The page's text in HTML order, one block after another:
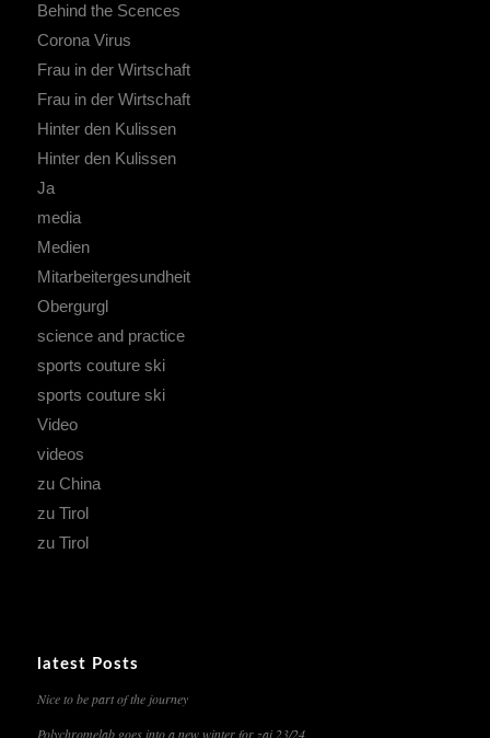
Behind the Scences
Corona Virus
Frau in der Wirtschaft
Frau in der Wirtschaft
Hinter den Kulissen
Hinter den Kulissen
Ja
media
Medien
Mitarbeitergesundheit
Obergurgl
science and practice
sports couture ski
sports couture ski
Video
videos
zu China
zu Tirol
zu Tirol
latest Posts
Nice to be part of the journey
Polychromelab goes into a new winter for zai 23/24